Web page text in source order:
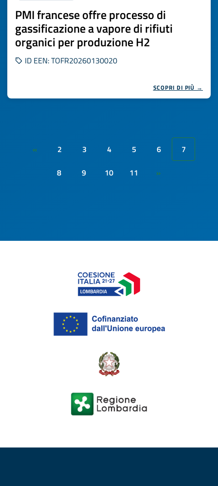
PMI francese offre processo di
gassificazione a vapore di rifiuti
organici per produzione H2
ID EEN: TOFR20260130020
SCOPRI DI PIÙ →
« 2 3 4 5 6
7
8
9 10 11 »